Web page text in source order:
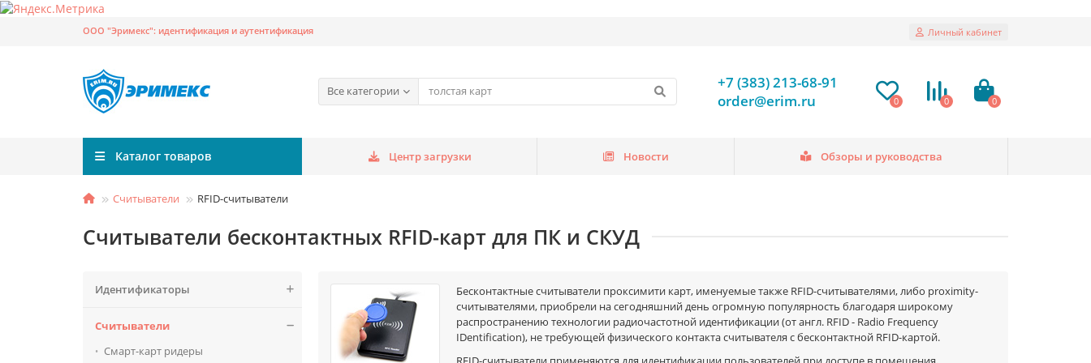
ООО "Эримекс": идентификация и аутентификация Личный кабинет
Все категории
+7 (383) 213-68-91
order@erim.ru
0 0 0
Каталог товаров Центр загрузки Новости Обзоры и руководства
Считыватели RFID-считыватели
Считыватели бесконтактных RFID-карт для ПК и СКУД
Идентификаторы
Считыватели
Смарт-карт ридеры
Бесконтактные считыватели проксимити карт, именуемые также RFID-считывателями, либо proximity-
считывателями, приобрели на сегодняшний день огромную популярность благодаря широкому
распространению технологии радиочастотной идентификации (от англ. RFID - Radio Frequency
IDentification), не требующей физического контакта считывателя с бесконтактной RFID-картой.